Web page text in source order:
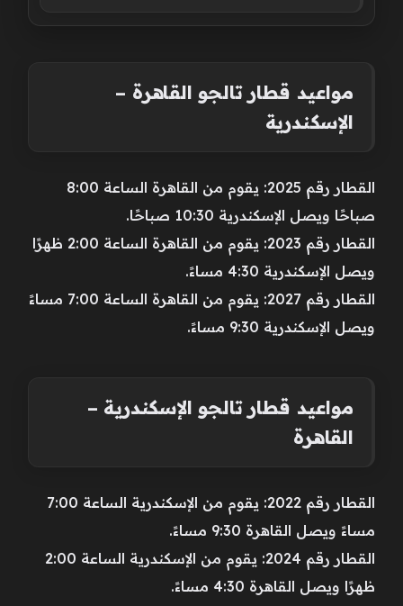
مواعيد قطار تالجو القاهرة –
الإسكندرية
القطار رقم 2025: يقوم من القاهرة الساعة 8:00
صباحًا ويصل الإسكندرية 10:30 صباحًا.
القطار رقم 2023: يقوم من القاهرة الساعة 2:00 ظهرًا
ويصل الإسكندرية 4:30 مساءً.
القطار رقم 2027: يقوم من القاهرة الساعة 7:00 مساءً
ويصل الإسكندرية 9:30 مساءً.
مواعيد قطار تالجو الإسكندرية –
القاهرة
القطار رقم 2022: يقوم من الإسكندرية الساعة 7:00
مساءً ويصل القاهرة 9:30 مساءً.
القطار رقم 2024: يقوم من الإسكندرية الساعة 2:00
ظهرًا ويصل القاهرة 4:30 مساءً.